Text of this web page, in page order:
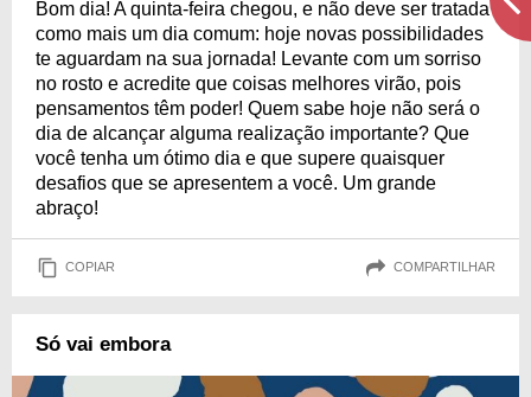
Bom dia! A quinta-feira chegou, e não deve ser tratada
como mais um dia comum: hoje novas possibilidades
te aguardam na sua jornada! Levante com um sorriso
no rosto e acredite que coisas melhores virão, pois
pensamentos têm poder! Quem sabe hoje não será o
dia de alcançar alguma realização importante? Que
você tenha um ótimo dia e que supere quaisquer
desafios que se apresentem a você. Um grande
abraço!
COPIAR COMPARTILHAR
Só vai embora